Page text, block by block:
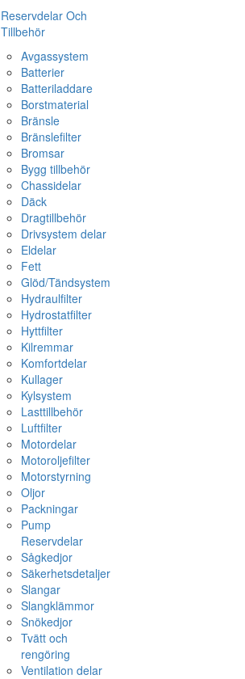
Reservdelar Och
Tillbehör
Avgassystem
Batterier
Batteriladdare
Borstmaterial
Bränsle
Bränslefilter
Bromsar
Bygg tillbehör
Chassidelar
Däck
Dragtillbehör
Drivsystem delar
Eldelar
Fett
Glöd/Tändsystem
Hydraulfilter
Hydrostatfilter
Hyttfilter
Kilremmar
Komfortdelar
Kullager
Kylsystem
Lasttillbehör
Luftfilter
Motordelar
Motoroljefilter
Motorstyrning
Oljor
Packningar
Pump
Reservdelar
Sågkedjor
Säkerhetsdetaljer
Slangar
Slangklämmor
Snökedjor
Tvätt och
rengöring
Ventilation delar